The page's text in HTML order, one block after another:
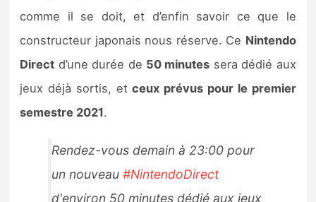
Précommandes jeux Switch 2
Sorties de jeux
Bons plans
Guides
comme il se doit, et d’enfin savoir ce que le
constructeur japonais nous réserve. Ce Nintendo
Direct d’une durée de 50 minutes sera dédié aux
jeux déjà sortis, etceux prévus pour le premier
semestre 2021.
Rendez-vous demain à 23:00 pour
un nouveau#NintendoDirect
d'environ 50 minutes dédié aux jeux